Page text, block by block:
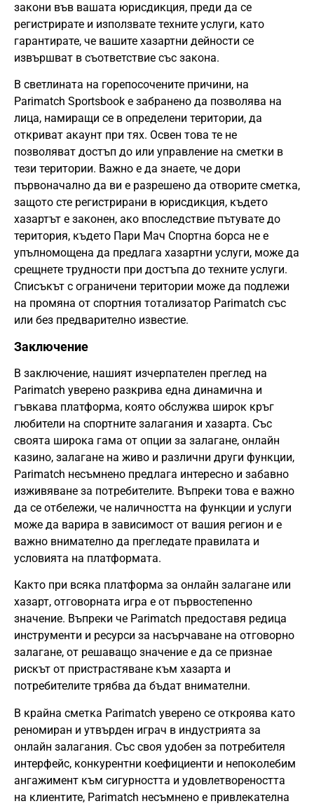
закони във вашата юрисдикция, преди да се
регистрирате и използвате техните услуги, като
гарантирате, че вашите хазартни дейности се
извършват в съответствие със закона.
В светлината на горепосочените причини, на
Parimatch Sportsbook е забранено да позволява на
лица, намиращи се в определени територии, да
откриват акаунт при тях. Освен това те не
позволяват достъп до или управление на сметки в
тези територии. Важно е да знаете, че дори
първоначално да ви е разрешено да отворите сметка,
защото сте регистрирани в юрисдикция, където
хазартът е законен, ако впоследствие пътувате до
територия, където Пари Мач Спортна борса не е
упълномощена да предлага хазартни услуги, може да
срещнете трудности при достъпа до техните услуги.
Списъкът с ограничени територии може да подлежи
на промяна от спортния тотализатор Parimatch със
или без предварително известие.
Заключение
В заключение, нашият изчерпателен преглед на
Parimatch уверено разкрива една динамична и
гъвкава платформа, която обслужва широк кръг
любители на спортните залагания и хазарта. Със
своята широка гама от опции за залагане, онлайн
казино, залагане на живо и различни други функции,
Parimatch несъмнено предлага интересно и забавно
изживяване за потребителите. Въпреки това е важно
да се отбележи, че наличността на функции и услуги
може да варира в зависимост от вашия регион и е
важно внимателно да прегледате правилата и
условията на платформата.
Както при всяка платформа за онлайн залагане или
хазарт, отговорната игра е от първостепенно
значение. Въпреки че Parimatch предоставя редица
инструменти и ресурси за насърчаване на отговорно
залагане, от решаващо значение е да се признае
рискът от пристрастяване към хазарта и
потребителите трябва да бъдат внимателни.
В крайна сметка Parimatch уверено се откроява като
реномиран и утвърден играч в индустрията за
онлайн залагания. Със своя удобен за потребителя
интерфейс, конкурентни коефициенти и непоколебим
ангажимент към сигурността и удовлетвореността
на клиентите, Parimatch несъмнено е привлекателна